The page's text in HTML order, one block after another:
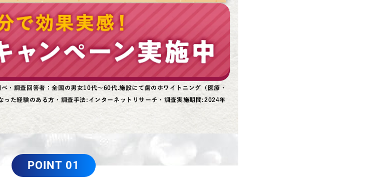
・調査回答者：全国の男女10代～60代.施設にて歯のホワイトニング（医療・
った経験のある方・調査手法:インターネットリサーチ・調査実施期間:2024年
POINT 01